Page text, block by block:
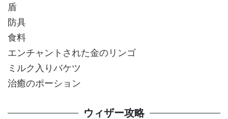
盾
防具
食料
エンチャントされた金のリンゴ
ミルク入りバケツ
治癒のポーション
ウィザー攻略